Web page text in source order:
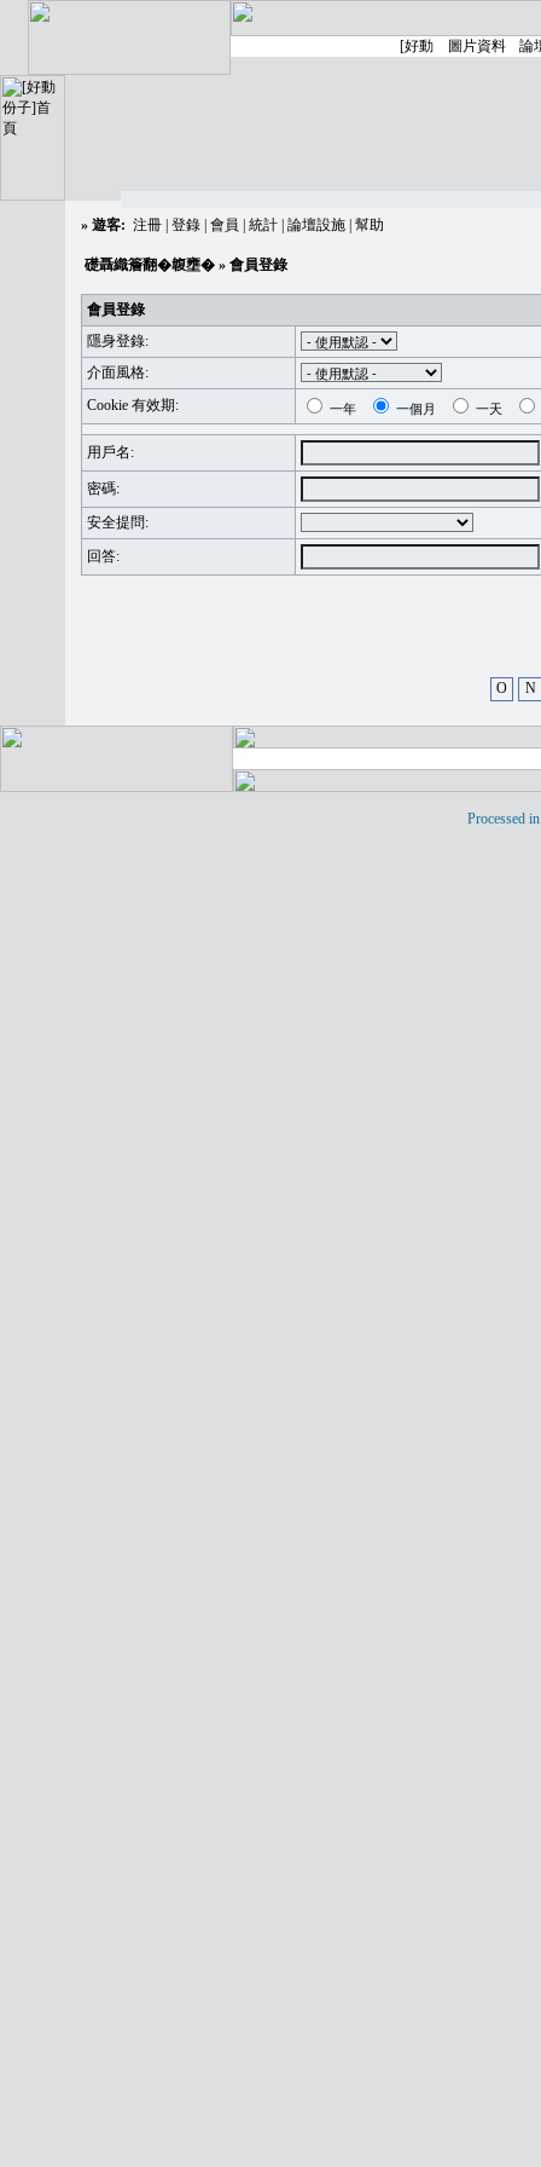
» 遊客: 注冊 登錄 會員 統計 論壇設施 幫助
礎聶織簷翻�䪖壅� » 會員登錄
會員登錄
隱身登錄:
介面風格:
Cookie 有效期:
一年 一個月 一天
用戶名:
密碼:
安全提問:
回答:
O N
Processed